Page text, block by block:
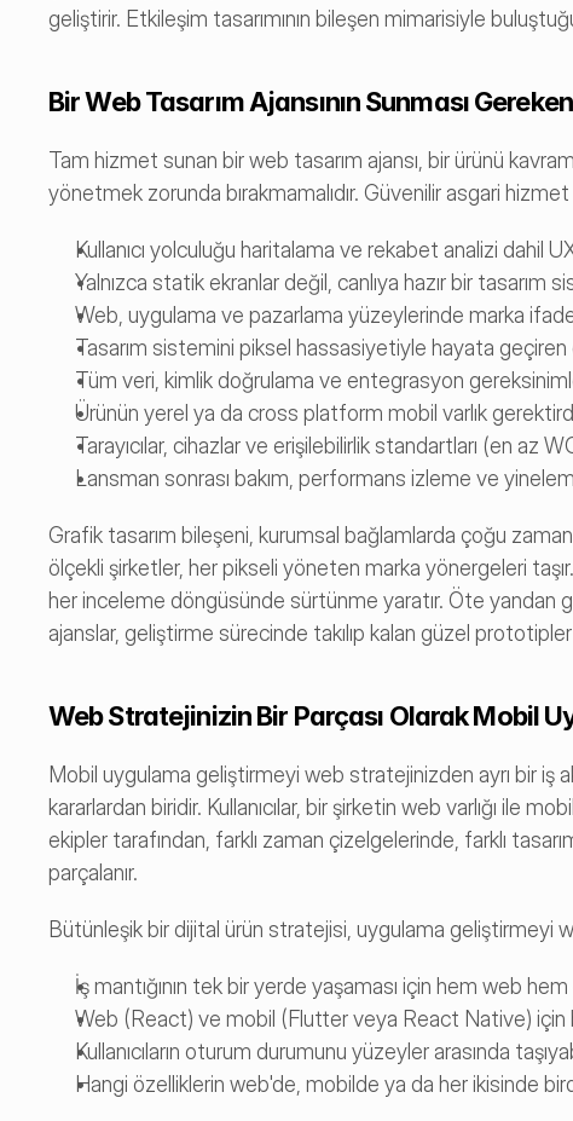
geliştirir. Etkileşim tasarımının bileşen mimarisiyle
Bir Web Tasarım Ajansının Sunması
Tam hizmet sunan bir web tasarım ajansı, bir ürünü
yönetmek zorunda bırakmamalıdır. Güvenilir asgari
Kullanıcı yolculuğu haritalama ve rekabet analizi dahil
Yalnızca statik ekranlar değil, canlıya hazır bir tasarım
Web, uygulama ve pazarlama yüzeylerinde marka
Tasarım sistemini piksel hassasiyetiyle hayata
Tüm veri, kimlik doğrulama ve entegrasyon
Ürünün yerel ya da cross platform mobil varlık
Tarayıcılar, cihazlar ve erişilebilirlik standartları (en az
Lansman sonrası bakım, performans izleme ve
Grafik tasarım bileşeni, kurumsal bağlamlarda çoğu
ölçekli şirketler, her pikseli yöneten marka yönergeleri
her inceleme döngüsünde sürtünme yaratır. Öte yandan
ajanslar, geliştirme sürecinde takılıp kalan güzel
Web Stratejinizin Bir Parçası Olarak Mobil
Mobil uygulama geliştirmeyi web stratejinizden ayrı bir iş
kararlardan biridir. Kullanıcılar, bir şirketin web varlığı ile
ekipler tarafından, farklı zaman çizelgelerinde, farklı
parçalanır.
Bütünleşik bir dijital ürün stratejisi, uygulama geliştirmeyi
İş mantığının tek bir yerde yaşaması için hem web
Web (React) ve mobil (Flutter veya React Native) için
Kullanıcıların oturum durumunu yüzeyler arasında
Hangi özelliklerin web'de, mobilde ya da her ikisinde